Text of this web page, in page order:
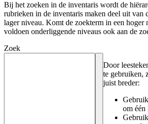
Bij het zoeken in de inventaris wordt de
rubrieken in de inventaris maken deel uit van
lager niveau. Komt de zoekterm in een hoger
voldoen onderliggende niveaus ook aan de
Zoek
Door
te gebruiken,
juist breder:
om één